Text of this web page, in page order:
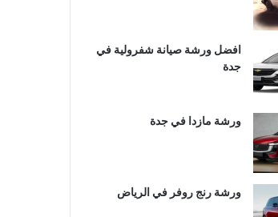
افضل ورشة صيانة شفرولية في
جدة
ورشة مازدا في جدة
ورشة رنج روفر في الرياض